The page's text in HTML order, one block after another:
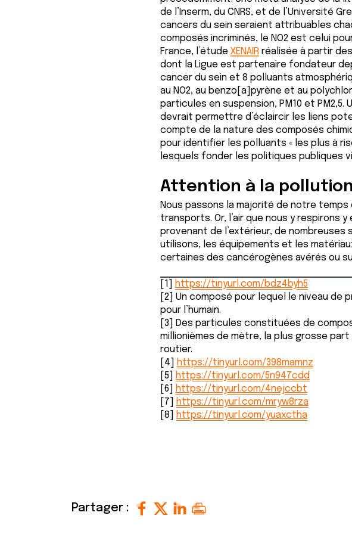
de l’Inserm, du CNRS, et de l’Université
cancers du sein seraient attribuables
composés incriminés, le NO2 est celui
France, l’étude XENAIRréalisée à partir
dont la Ligue est partenaire fondateur
cancer du sein et 8 polluants
au NO2, au benzo[a]pyrène et au
particules en suspension, PM10 et
devrait permettre d’éclaircir les liens
compte de la nature des composés
pour identifier les polluants « les plus à
lesquels fonder les politiques publiques
Attention à la
Nous passons la majorité de notre
transports. Or, l’air que nous y respirons
provenant de l’extérieur, de
utilisons, les équipements et les
certaines des cancérogènes avérés ou
[1]
https://tinyurl.com/bdz4byh5
[2] Un composé pour lequel le niveau
pour l’humain.
[3] Des particules constituées de
millionièmes de mètre, la plus grosse
routier.
[4]
https://tinyurl.com/398mamnz
[5]
https://tinyurl.com/5n947cdd
[6]
https://tinyurl.com/4nejccbt
[7]
https://tinyurl.com/mryw8rza
[8]
https://tinyurl.com/yuaxctha
Partager :